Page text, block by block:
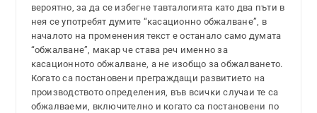
вероятно, за да се избегне тавталогията като два пъти в
нея се употребят думите “касационно обжалване”, в
началото на променения текст е останало само думата
“обжалване”, макар че става реч именно за
касационното обжалване, а не изобщо за обжалването.
Когато са постановени преграждащи развитието на
производството определения, във всички случаи те са
обжалваеми, включително и когато са постановени по